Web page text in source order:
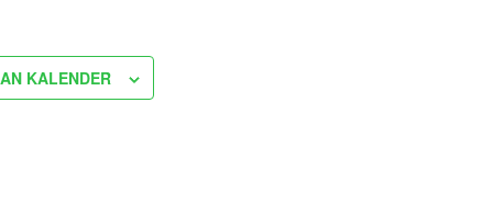
KALENDER